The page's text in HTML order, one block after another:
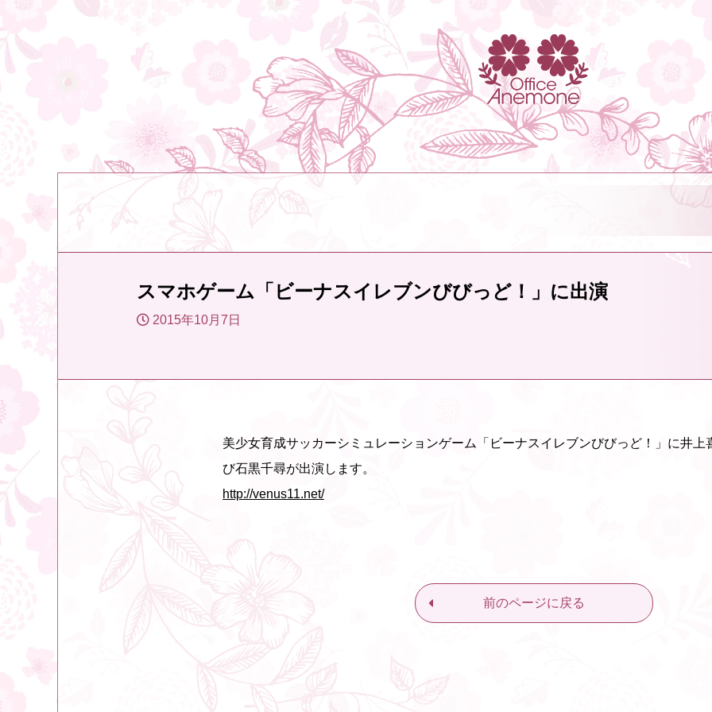
スマホゲーム「ビーナスイレブンびびっど！」に出演
2015年10月7日
美少女育成サッカーシミュレーションゲーム「ビーナスイレブンびびっど！」に井上
び石黒千尋が出演します。
http://venus11.net/
前のページに戻る